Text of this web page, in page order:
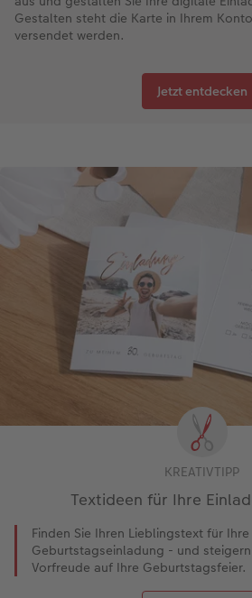
Gestalten steht die Karte in Ihrem
versendet werden.
Jetzt entdecken
KREATIVTIPP
Textideen für Ihre
Finden Sie Ihren Lieblingstext für
Geburtstagseinladung - und
Vorfreude auf Ihre Geburtstagsfeier.